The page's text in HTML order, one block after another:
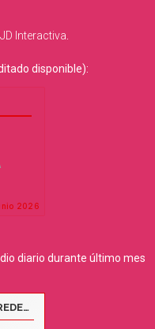
Interactiva
disponible):
diario durante último mes